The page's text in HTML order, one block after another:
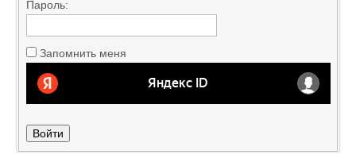
Пароль:
Запомнить меня
Войти